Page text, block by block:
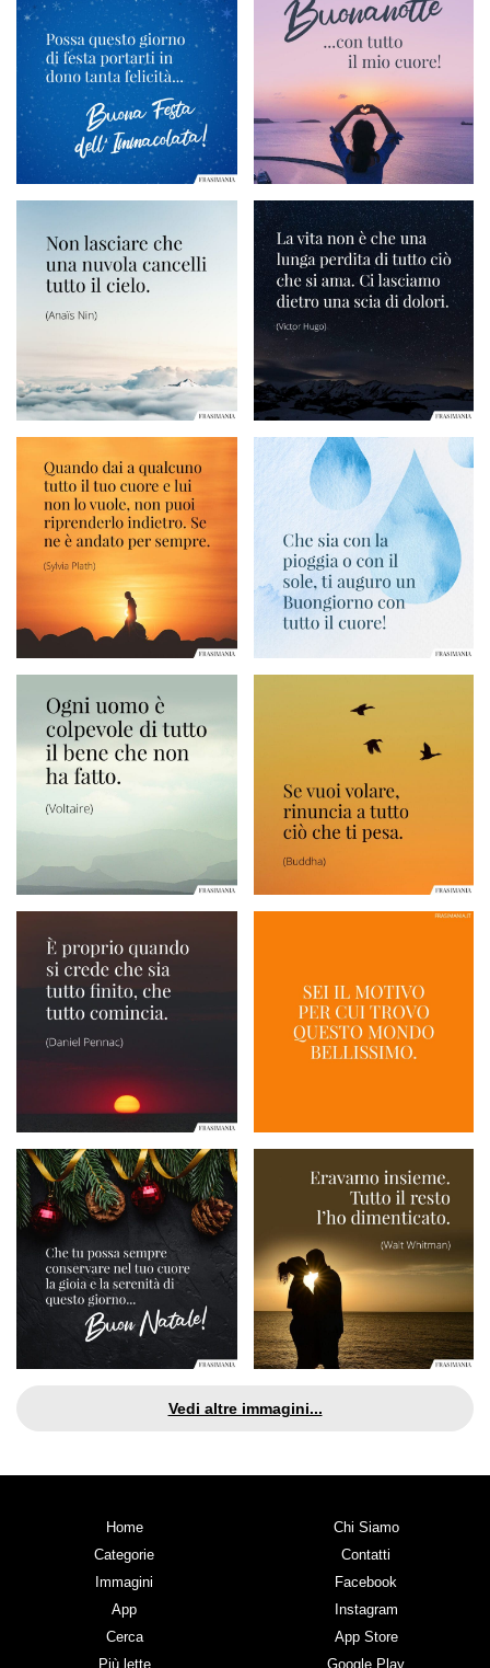
Vedi altre immagini...
Home
Categorie
Immagini
App
Cerca
Più lette
Chi Siamo
Contatti
Facebook
Instagram
App Store
Google Play